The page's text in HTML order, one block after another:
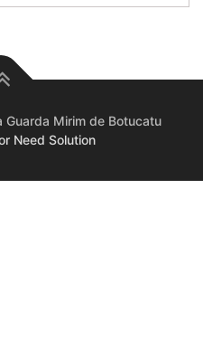
Mirim de Botucatu
Need Solution